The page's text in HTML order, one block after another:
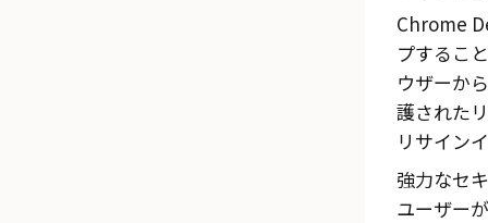
Chrome
プするこ
ウザーか
護された
リサイン
強力なセ
ユーザーが